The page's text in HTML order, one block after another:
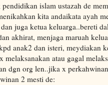
islam ustazah de
kita andaikata ayah
juga ketua keluarga..bereti
akhirat, menjaga maruah
anak2 dan isteri, meydiakan
atau gagal
dgn org len..jika x
2 mesti de: